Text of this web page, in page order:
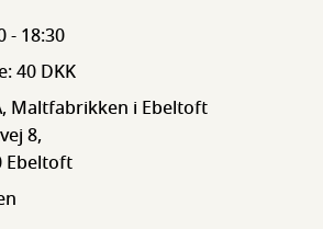
- 18:30
40 DKK
Maltfabrikken i Ebeltoft
8,
Ebeltoft